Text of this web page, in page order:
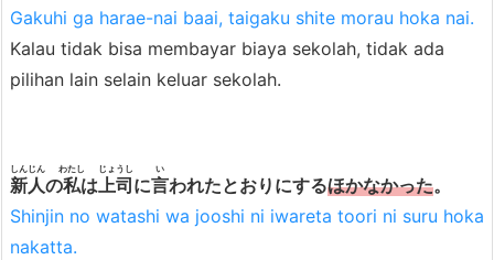
Gakuhi ga harae-nai baai, taigaku shite morau hoka nai.
Kalau tidak bisa membayar biaya sekolah, tidak ada
pilihan lain selain keluar sekolah.
新人
しんじん
の私
わたし
は上司
じょうし
に言
い
われたとおりにするほかなかった。
Shinjin no watashi wa jooshi ni iwareta toori ni suru hoka
nakatta.